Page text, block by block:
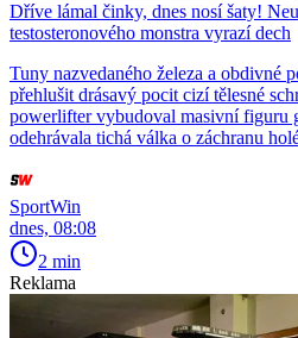
Dříve lámal činky, dnes nosí šaty!
testosteronového monstra vyrazí dech
Tuny nazvedaného železa a obdivné
přehlušit drásavý pocit cizí tělesné
powerlifter vybudoval masivní figuru
odehrávala tichá válka o záchranu
SportWin
dnes, 08:08
2 min
Reklama